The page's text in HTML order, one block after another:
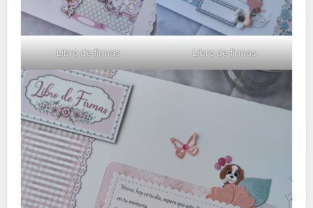
Libro de firmas Libro de firmas